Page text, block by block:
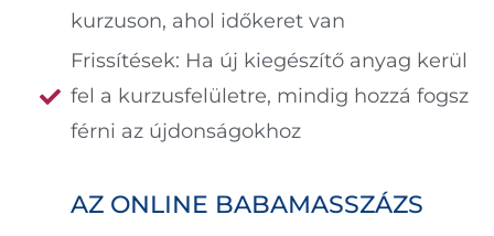
kurzuson, ahol időkeret van
Frissítések: Ha új kiegészítő anyag kerül
fel a kurzusfelületre, mindig hozzá fogsz
férni az újdonságokhoz
AZ ONLINE BABAMASSZÁZS